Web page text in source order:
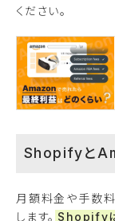
ください。
Shopifyと
月額料金や手数
します。 Shopifyは